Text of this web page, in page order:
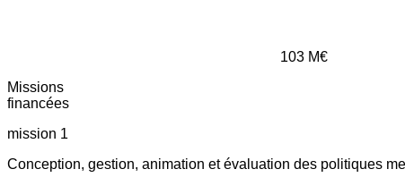
103 M€
Missions
financées
mission 1
Conception, gestion, animation et évaluation des politiques